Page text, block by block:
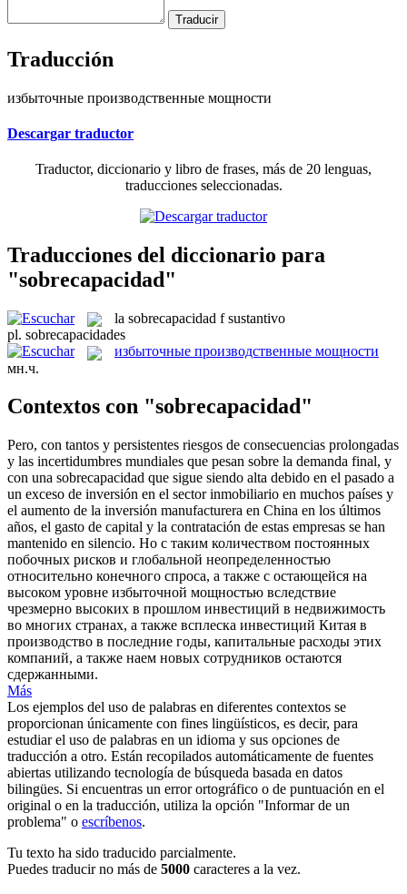
Traducción
избыточные производственные мощности
Descargar traductor
Traductor, diccionario y libro de frases, más de 20 lenguas,
traducciones seleccionadas.
Traducciones del diccionario para
"sobrecapacidad"
la sobrecapacidad f sustantivo
pl. sobrecapacidades
избыточные производственные мощности
мн.ч.
Contextos con "sobrecapacidad"
Pero, con tantos y persistentes riesgos de consecuencias prolongadas
y las incertidumbres mundiales que pesan sobre la demanda final, y
con una sobrecapacidad que sigue siendo alta debido en el pasado a
un exceso de inversión en el sector inmobiliario en muchos países y
el aumento de la inversión manufacturera en China en los últimos
años, el gasto de capital y la contratación de estas empresas se han
mantenido en silencio. Но с таким количеством постоянных
побочных рисков и глобальной неопределенностью
относительно конечного спроса, а также с остающейся на
высоком уровне избыточной мощностью вследствие
чрезмерно высоких в прошлом инвестиций в недвижимость
во многих странах, а также всплеска инвестиций Китая в
производство в последние годы, капитальные расходы этих
компаний, а также наем новых сотрудников остаются
сдержанными.
Más
Los ejemplos del uso de palabras en diferentes contextos se
proporcionan únicamente con fines lingüísticos, es decir, para
estudiar el uso de palabras en un idioma y sus opciones de
traducción a otro. Están recopilados automáticamente de fuentes
abiertas utilizando tecnología de búsqueda basada en datos
bilingües. Si encuentras un error ortográfico o de puntuación en el
original o en la traducción, utiliza la opción "Informar de un
problema" o escríbenos.
Tu texto ha sido traducido parcialmente.
Puedes traducir no más de 5000 caracteres a la vez.